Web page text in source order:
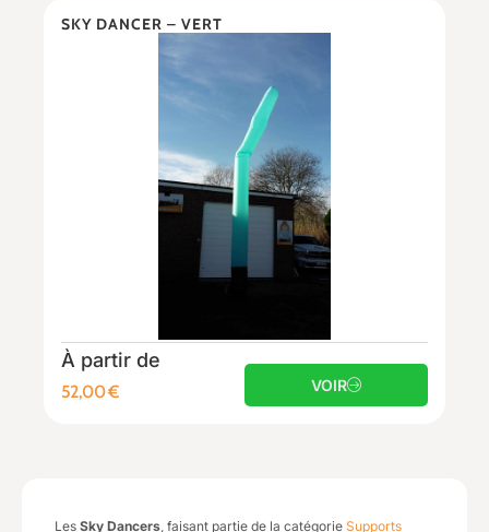
SKY DANCER – VERT
À partir de
52,00€ VOIR
Les Sky Dancers, faisant partie de la catégorie Supports